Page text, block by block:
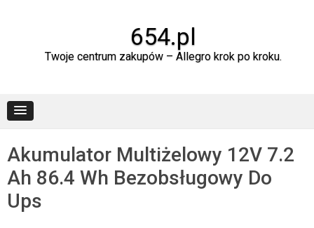
654.pl
Twoje centrum zakupów – Allegro krok po kroku.
Akumulator Multiżelowy 12V 7.2
Ah 86.4 Wh Bezobsługowy Do
Ups